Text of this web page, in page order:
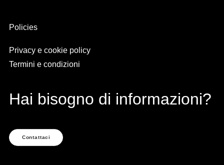
Policies
Privacy e cookie policy
Termini e condizioni
Hai bisogno di informazioni?
Contattaci